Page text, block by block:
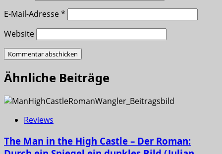
E-Mail-Adresse*
Website
Ähnliche Beiträge
Reviews
The Man in the High Castle – Der Roman: